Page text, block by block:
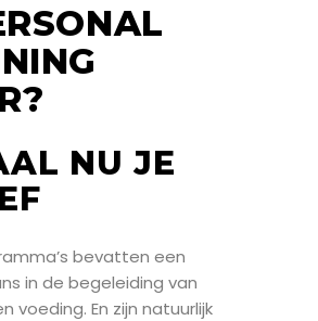
NU JE
bevatten een
in de begeleiding van
voeding. En zijn natuurlijk